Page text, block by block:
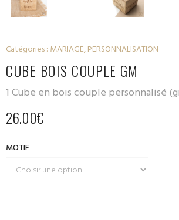
Catégories : MARIAGE,PERSONNALISATION
CUBE BOIS COUPLE GM
1 Cube en bois couple personnalisé
26.00€
MOTIF